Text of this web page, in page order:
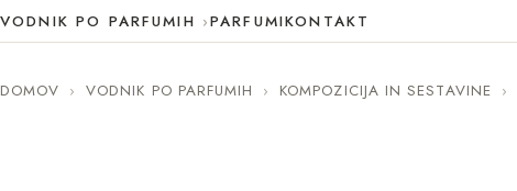
VODNIK PO PARFUMIH PARFUMIKONTAKT
DOMOV › VODNIK PO PARFUMIH › KOMPOZICIJA IN SESTAVINE ›